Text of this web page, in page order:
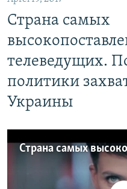
Страна самых
телеведущих.
политики
Украины